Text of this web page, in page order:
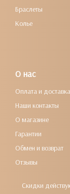
Браслеты
Колье
О нас
Оплата и доставка
Наши контакты
О магазине
Гарантии
Обмен и возврат
Отзывы
Скидки